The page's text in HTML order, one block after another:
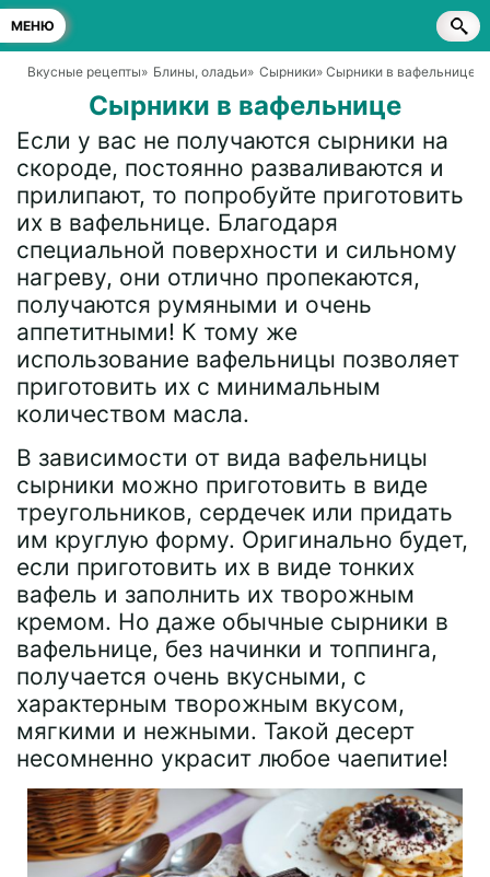
МЕНЮ
Вкусные рецепты» Блины, оладьи» Сырники» Сырники в вафельнице
Сырники в вафельнице
Если у вас не получаются сырники на
скороде, постоянно разваливаются и
прилипают, то попробуйте приготовить
их в вафельнице. Благодаря
специальной поверхности и сильному
нагреву, они отлично пропекаются,
получаются румяными и очень
аппетитными! К тому же
использование вафельницы позволяет
приготовить их с минимальным
количеством масла.
В зависимости от вида вафельницы
сырники можно приготовить в виде
треугольников, сердечек или придать
им круглую форму. Оригинально будет,
если приготовить их в виде тонких
вафель и заполнить их творожным
кремом. Но даже обычные сырники в
вафельнице, без начинки и топпинга,
получается очень вкусными, с
характерным творожным вкусом,
мягкими и нежными. Такой десерт
несомненно украсит любое чаепитие!